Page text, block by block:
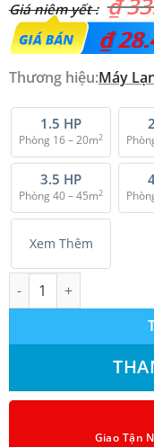
Giá
gốc
₫ 33.904.000.
₫
Thương hiệu:Máy
1.5 HP
Phòng 16 – 20m2
3.5 HP
Phòng 40 – 45m2
Xem Thêm
Máy lạnh âm trần
Giao Tận